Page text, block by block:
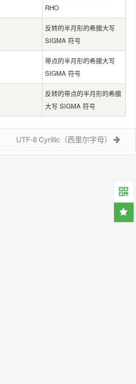
RHO
反转的半月形的希腊大写
SIGMA 符号
带点的半月形的希腊大写
SIGMA 符号
反转的带点的半月形的希腊
大写 SIGMA 符号
UTF-8 Cyrillic（西里尔字母）